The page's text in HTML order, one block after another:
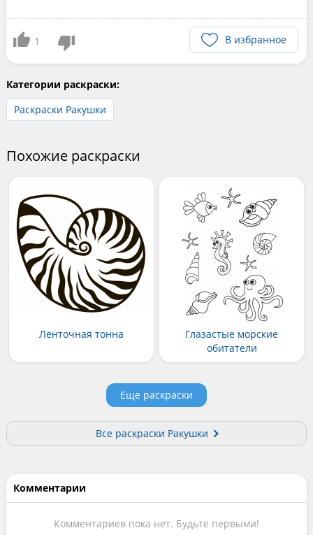
1 В избранное
Категории раскраски:
Раскраски Ракушки
Похожие раскраски
Ленточная тонна
Глазастые морские
обитатели
Еще раскраски
Все раскраски Ракушки
Комментарии
Комментариев пока нет. Будьте первыми!